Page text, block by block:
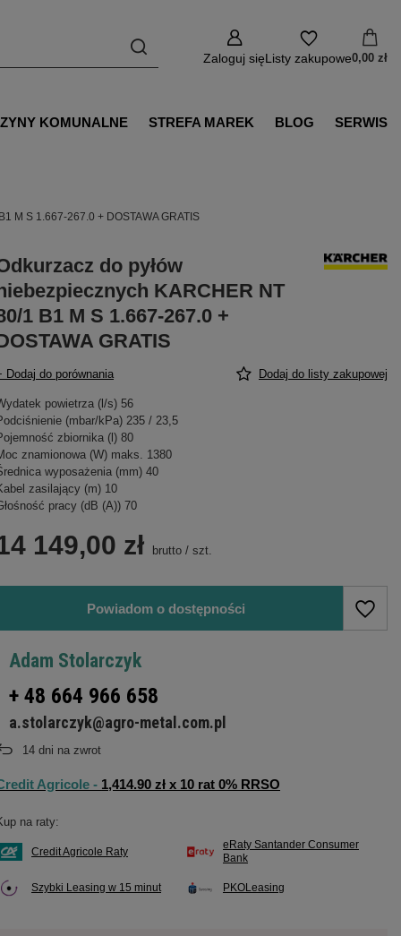
Zaloguj sięListy zakupowe0,00 zł
KOMUNALNE STREFA MAREK BLOG SERWIS
M S 1.667-267.0 + DOSTAWA GRATIS
do pyłów
KARCHER NT
1 B1 M S 1.667-267.0 +
GRATIS
Dodaj do porównania Dodaj do listy zakupowej
powietrza (l/s) 56
(mbar/kPa) 235 / 23,5
zbiornika (l) 80
znamionowa (W) maks. 1380
wyposażenia (mm) 40
zasilający (m) 10
pracy (dB (A)) 70
149,00 zł brutto /szt.
Powiadom o dostępności
Adam Stolarczyk
+ 48 664 966 658
a.stolarczyk@agro-metal.com.pl
14 dni na zwrot
Agricole - 1,414.90 zł x 10 rat 0% RRSO
na raty:
Credit Agricole Raty
eRaty Santander Consumer
Bank
Szybki Leasing w 15 minut PKOLeasing